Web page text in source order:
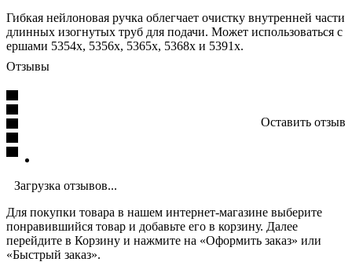
Гибкая нейлоновая ручка облегчает очистку внутренней части
длинных изогнутых труб для подачи. Может использоваться с
ершами 5354x, 5356x, 5365x, 5368x и 5391x.
Отзывы
Оставить отзыв
Загрузка отзывов...
Для покупки товара в нашем интернет-магазине выберите
понравившийся товар и добавьте его в корзину. Далее
перейдите в Корзину и нажмите на «Оформить заказ» или
«Быстрый заказ».